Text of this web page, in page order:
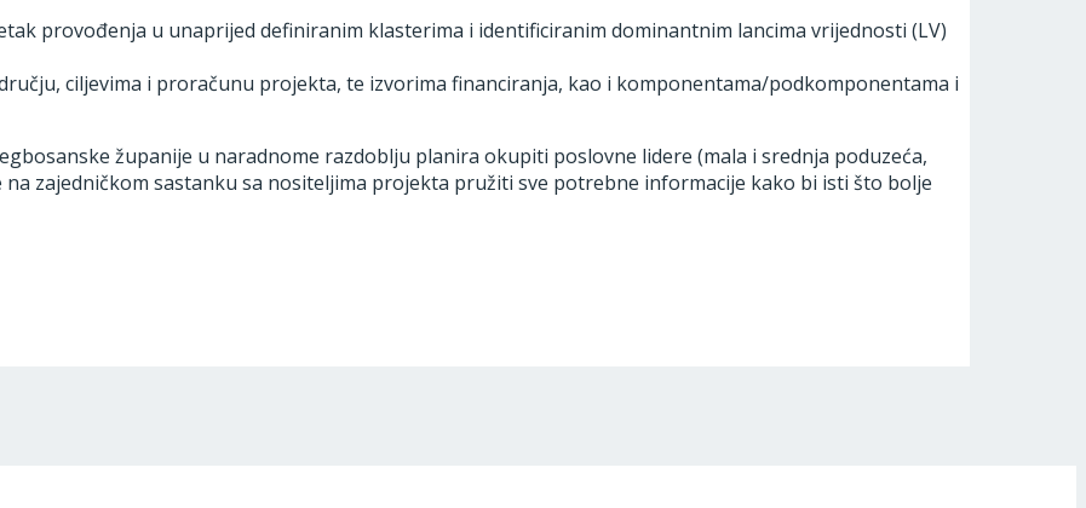
provođenja u unaprijed definiranim klasterima i identificiranim dominantnim lancima vrijednosti (LV)
ciljevima i proračunu projekta, te izvorima financiranja, kao i komponentama/podkomponentama i
županije u naradnome razdoblju planira okupiti poslovne lidere (mala i srednja poduzeća,
zajedničkom sastanku sa nositeljima projekta pružiti sve potrebne informacije kako bi isti što bolje